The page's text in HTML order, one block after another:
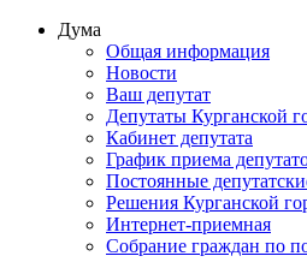
Дума
Общая информация
Новости
Ваш депутат
Депутаты Курганской
Кабинет депутата
График приема
Постоянные
Решения Курганской
Интернет-приемная
Собрание граждан по